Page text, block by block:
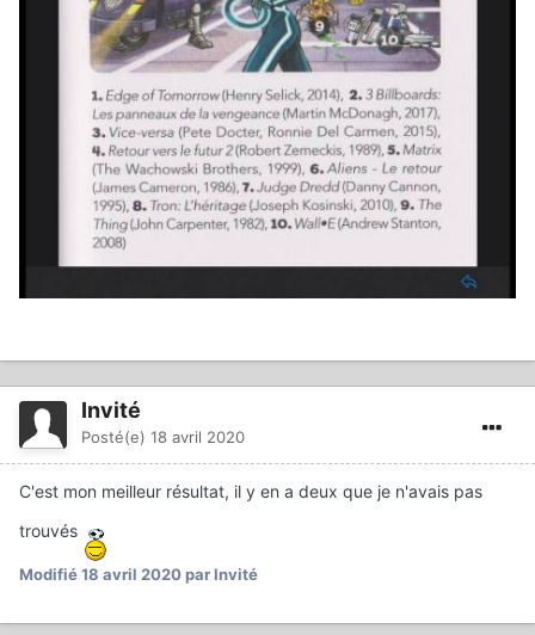
Invité
Posté(e) 18 avril 2020
C'est mon meilleur résultat, il y en a deux que je n'avais pas
trouvés
Modifié18 avril 2020par Invité